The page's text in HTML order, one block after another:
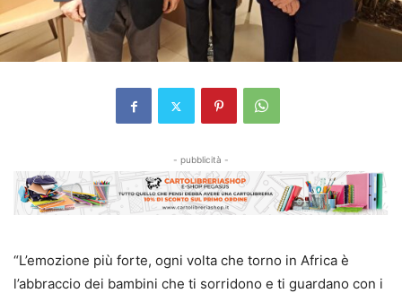
- pubblicità -
“L’emozione più forte, ogni volta che torno in Africa è
l’abbraccio dei bambini che ti sorridono e ti guardano con i